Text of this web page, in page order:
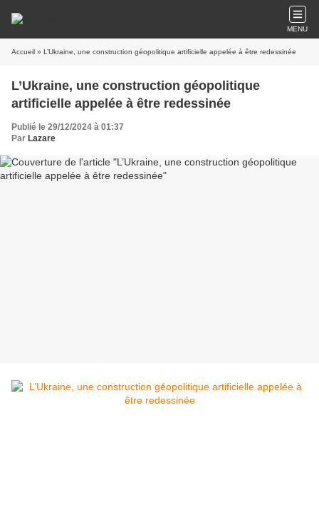
MENU
Accueil » L’Ukraine, une construction géopolitique artificielle appelée à être redessinée
L’Ukraine, une construction géopolitique
artificielle appelée à être redessinée
Publié le 29/12/2024 à 01:37
Par Lazare